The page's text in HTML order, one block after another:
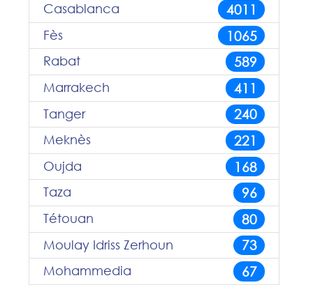
Casablanca
4011
Fès 1065
Rabat 589
Marrakech 411
Tanger 240
Meknès 221
Oujda 168
Taza 96
Tétouan 80
Moulay Idriss Zerhoun 73
Mohammedia 67